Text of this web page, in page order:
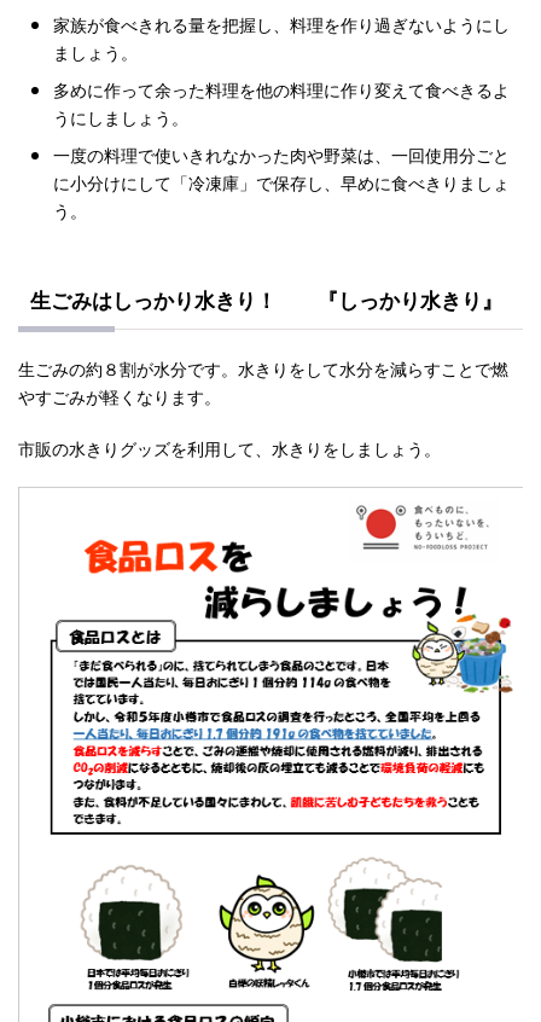
家族が食べきれる量を把握し、料理を作り過ぎないようにし
ましょう。
多めに作って余った料理を他の料理に作り変えて食べきるよ
うにしましょう。
一度の料理で使いきれなかった肉や野菜は、一回使用分ごと
に小分けにして「冷凍庫」で保存し、早めに食べきりましょ
う。
生ごみはしっかり水きり！ 『しっかり水きり』
生ごみの約８割が水分です。水きりをして水分を減らすことで燃
やすごみが軽くなります。
市販の水きりグッズを利用して、水きりをしましょう。